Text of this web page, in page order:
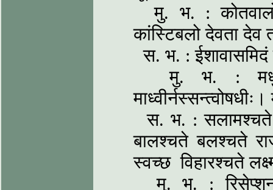
मु. भ. : कोतवालो
कांस्टिबलो देवता देव
स. भ. :
मु. भ. :
स. भ. :
बालश्चते बलश्चते
स्वच्छ विहारश्चते
मु. भ. :